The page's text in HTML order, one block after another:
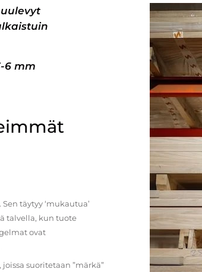
6 mm
täytyy ‘mukautua’
talvella, kun tuote
ovat
suoritetaan ”märkä”